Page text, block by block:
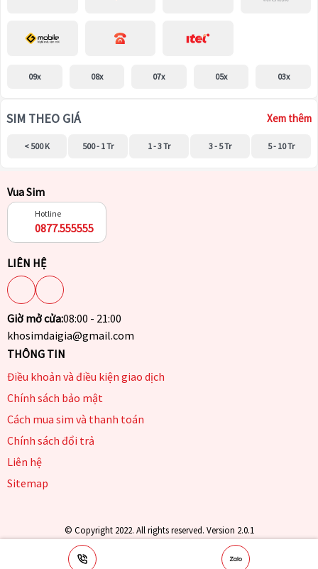
09x 08x 07x 05x 03x
SIM THEO GIÁ Xem thêm
< 500 K 500 - 1 Tr 1 - 3 Tr 3 - 5 Tr 5 - 10 Tr
Vua Sim
Hotline
0877.555555
LIÊN HỆ
Giờ mở cửa:08:00 - 21:00
khosimdaigia@gmail.com
THÔNG TIN
Điều khoản và điều kiện giao dịch
Chính sách bảo mật
Cách mua sim và thanh toán
Chính sách đổi trả
Liên hệ
Sitemap
© Copyright 2022. All rights reserved. Version 2.0.1